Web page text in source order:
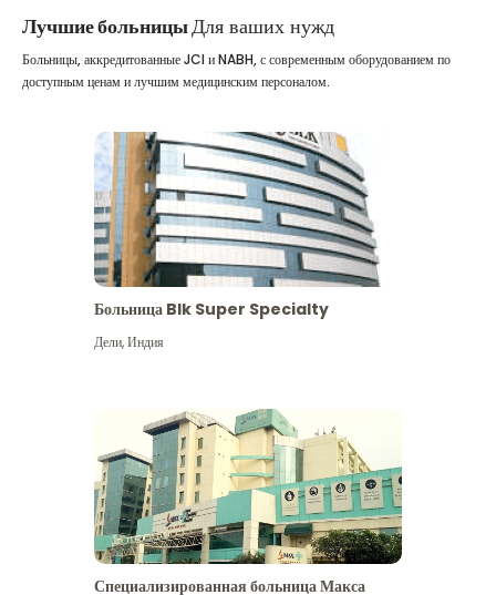
Лучшие больницыДля ваших нужд
Больницы, аккредитованные JCI и NABH, с современным оборудованием по
доступным ценам и лучшим медицинским персоналом.
Больница Blk Super Specialty
Дели,Индия
Специализированная больница Макса